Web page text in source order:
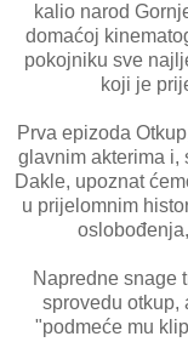
kalio narod
domaćoj
pokojniku sve
koji je
Prva epizoda
glavnim akterima i,
Dakle, upoznat
u prijelomnim
Napredne snage
sprovedu otkup,
"podmeće mu